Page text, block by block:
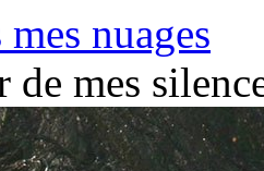
nuages
mes